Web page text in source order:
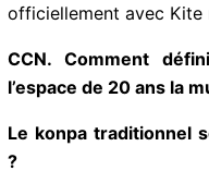
l’église. J’ai intégré
CCN. Comment
Le konpa